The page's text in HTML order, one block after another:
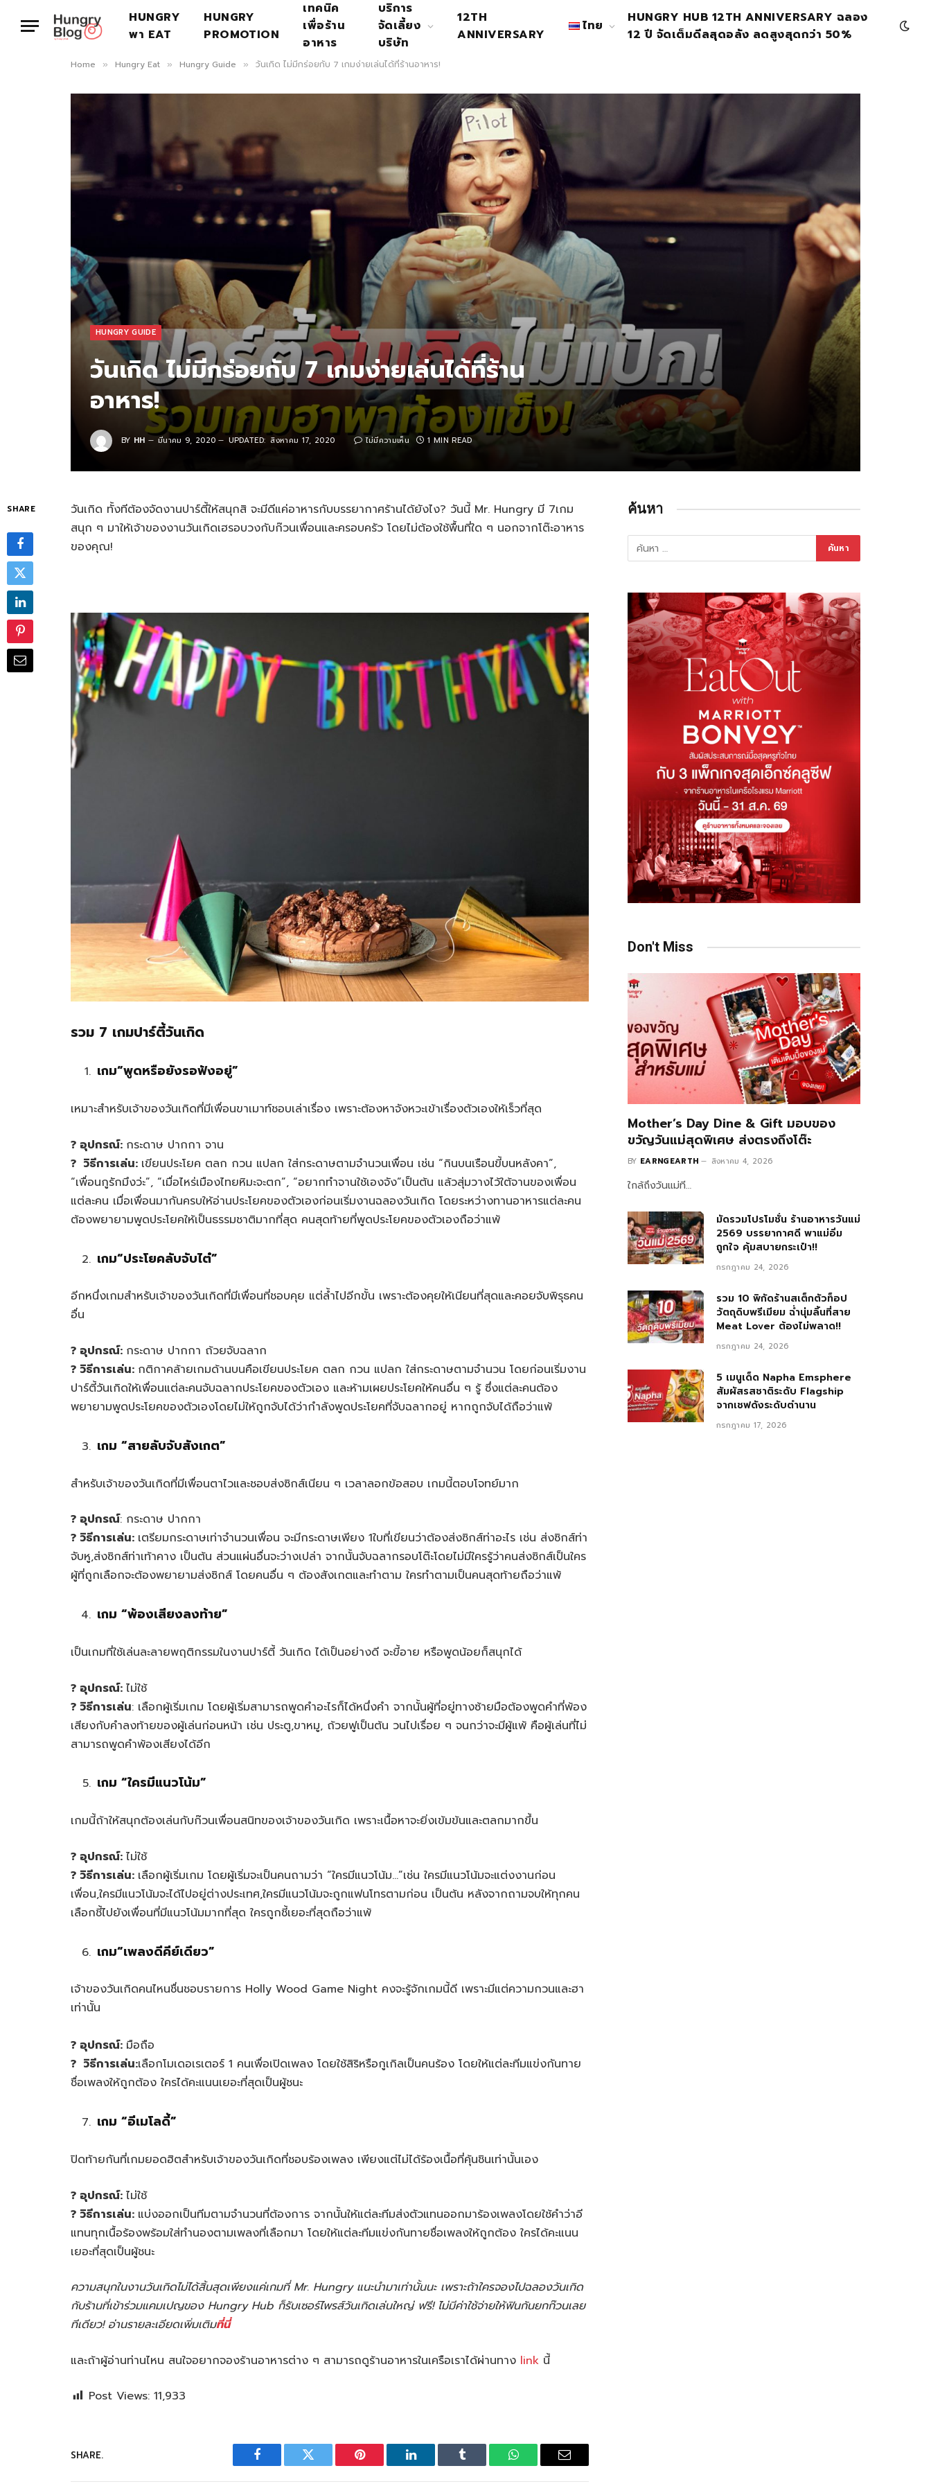
HUNGRY
พา EAT
HUNGRY
PROMOTION
เทคนิค
เพื่อร้าน
อาหาร
บริการ
จัดเลี้ยง
บริษัท
12TH
ANNIVERSARY
ไทย
HUNGRY HUB 12TH ANNIVERSARY ฉลอง
12 ปี จัดเต็มดีลสุดอลัง ลดสูงสุดกว่า 50%
Home » Hungry Eat » Hungry Guide » วันเกิด ไม่มีกร่อยกับ 7 เกมง่ายเล่นได้ที่ร้านอาหาร!
HUNGRY GUIDE
วันเกิด ไม่มีกร่อยกับ 7 เกมง่ายเล่นได้ที่ร้าน
อาหาร!
BY HH มีนาคม 9, 2020 UPDATED: สิงหาคม 17, 2020 ไม่มีความเห็น 1 MIN READ
SHARE
วันเกิด ทั้งทีต้องจัดงานปาร์ตี้ให้สนุกสิ จะมีดีแค่อาหารกับบรรยากาศร้านได้ยังไง? วันนี้ Mr. Hungry มี 7เกม
สนุก ๆ มาให้เจ้าของงานวันเกิดเฮรอบวงกับก๊วนเพื่อนและครอบครัว โดยไม่ต้องใช้พื้นที่ใด ๆ นอกจากโต๊ะอาหาร
ของคุณ!
รวม 7 เกมปาร์ตี้วันเกิด
เกม“พูดหรือยังรอฟังอยู่”
เหมาะสำหรับเจ้าของวันเกิดที่มีเพื่อนขาเมาท์ชอบเล่าเรื่อง เพราะต้องหาจังหวะเข้าเรื่องตัวเองให้เร็วที่สุด
? อุปกรณ์: กระดาษ ปากกา จาน
? วิธีการเล่น: เขียนประโยค ตลก กวน แปลก ใส่กระดาษตามจำนวนเพื่อน เช่น “กินบนเรือนขี้บนหลังคา”,
“เพื่อนกูรักมึงว่ะ”, “เมื่อไหร่เมืองไทยหิมะจะตก”, “อยากทำจานใช้เองจัง”เป็นต้น แล้วสุ่มวางไว้ใต้จานของเพื่อน
แต่ละคน เมื่อเพื่อนมากันครบให้อ่านประโยคของตัวเองก่อนเริ่มงานฉลองวันเกิด โดยระหว่างทานอาหารแต่ละคน
ต้องพยายามพูดประโยคให้เป็นธรรมชาติมากที่สุด คนสุดท้ายที่พูดประโยคของตัวเองถือว่าแพ้
เกม“ประโยคลับจับไต๋”
อีกหนึ่งเกมสำหรับเจ้าของวันเกิดที่มีเพื่อนที่ชอบคุย แต่ล้ำไปอีกขั้น เพราะต้องคุยให้เนียนที่สุดและคอยจับพิรุธคน
อื่น
? อุปกรณ์: กระดาษ ปากกา ถ้วยจับฉลาก
? วิธีการเล่น: กติกาคล้ายเกมด้านบนคือเขียนประโยค ตลก กวน แปลก ใส่กระดาษตามจำนวน โดยก่อนเริ่มงาน
ปาร์ตี้วันเกิดให้เพื่อนแต่ละคนจับฉลากประโยคของตัวเอง และห้ามเผยประโยคให้คนอื่น ๆ รู้ ซึ่งแต่ละคนต้อง
พยายามพูดประโยคของตัวเองโดยไม่ให้ถูกจับได้ว่ากำลังพูดประโยคที่จับฉลากอยู่ หากถูกจับได้ถือว่าแพ้
เกม “สายลับจับสังเกต”
สำหรับเจ้าของวันเกิดที่มีเพื่อนตาไวและชอบส่งซิกส์เนียน ๆ เวลาลอกข้อสอบ เกมนี้ตอบโจทย์มาก
? อุปกรณ์: กระดาษ ปากกา
? วิธีการเล่น: เตรียมกระดาษเท่าจำนวนเพื่อน จะมีกระดาษเพียง 1ใบที่เขียนว่าต้องส่งซิกส์ท่าอะไร เช่น ส่งซิกส์ท่า
จับหู,ส่งซิกส์ท่าเท้าคาง เป็นต้น ส่วนแผ่นอื่นจะว่างเปล่า จากนั้นจับฉลากรอบโต๊ะโดยไม่มีใครรู้ว่าคนส่งซิกส์เป็นใคร
ผู้ที่ถูกเลือกจะต้องพยายามส่งซิกส์ โดยคนอื่น ๆ ต้องสังเกตและทำตาม ใครทำตามเป็นคนสุดท้ายถือว่าแพ้
เกม “พ้องเสียงลงท้าย”
เป็นเกมที่ใช้เล่นละลายพฤติกรรมในงานปาร์ตี้ วันเกิด ได้เป็นอย่างดี จะขี้อาย หรือพูดน้อยก็สนุกได้
? อุปกรณ์: ไม่ใช้
? วิธีการเล่น: เลือกผู้เริ่มเกม โดยผู้เริ่มสามารถพูดคำอะไรก็ได้หนึ่งคำ จากนั้นผู้ที่อยู่ทางซ้ายมือต้องพูดคำที่พ้อง
เสียงกับคำลงท้ายของผู้เล่นก่อนหน้า เช่น ประตู,ขาหมู, ถ้วยฟูเป็นต้น วนไปเรื่อย ๆ จนกว่าจะมีผู้แพ้ คือผู้เล่นที่ไม่
สามารถพูดคำพ้องเสียงได้อีก
เกม “ใครมีแนวโน้ม”
เกมนี้ถ้าให้สนุกต้องเล่นกับก๊วนเพื่อนสนิทของเจ้าของวันเกิด เพราะเนื้อหาจะยิ่งเข้มข้นและตลกมากขึ้น
? อุปกรณ์: ไม่ใช้
? วิธีการเล่น: เลือกผู้เริ่มเกม โดยผู้เริ่มจะเป็นคนถามว่า “ใครมีแนวโน้ม…”เช่น ใครมีแนวโน้มจะแต่งงานก่อน
เพื่อน,ใครมีแนวโน้มจะได้ไปอยู่ต่างประเทศ,ใครมีแนวโน้มจะถูกแฟนโทรตามก่อน เป็นต้น หลังจากถามจบให้ทุกคน
เลือกชี้ไปยังเพื่อนที่มีแนวโน้มมากที่สุด ใครถูกชี้เยอะที่สุดถือว่าแพ้
เกม“เพลงดีคีย์เดียว”
เจ้าของวันเกิดคนไหนชื่นชอบรายการ Holly Wood Game Night คงจะรู้จักเกมนี้ดี เพราะมีแต่ความกวนและฮา
เท่านั้น
? อุปกรณ์: มือถือ
? วิธีการเล่น:เลือกโมเดอเรเตอร์ 1 คนเพื่อเปิดเพลง โดยใช้สิริหรือกูเกิลเป็นคนร้อง โดยให้แต่ละทีมแข่งกันทาย
ชื่อเพลงให้ถูกต้อง ใครได้คะแนนเยอะที่สุดเป็นผู้ชนะ
เกม “อีเมโลดี้”
ปิดท้ายกันที่เกมยอดฮิตสำหรับเจ้าของวันเกิดที่ชอบร้องเพลง เพียงแต่ไม่ได้ร้องเนื้อที่คุ้นชินเท่านั้นเอง
? อุปกรณ์: ไม่ใช้
? วิธีการเล่น: แบ่งออกเป็นทีมตามจำนวนที่ต้องการ จากนั้นให้แต่ละทีมส่งตัวแทนออกมาร้องเพลงโดยใช้คำว่าอี
แทนทุกเนื้อร้องพร้อมใส่ทำนองตามเพลงที่เลือกมา โดยให้แต่ละทีมแข่งกันทายชื่อเพลงให้ถูกต้อง ใครได้คะแนน
เยอะที่สุดเป็นผู้ชนะ
ความสนุกในงานวันเกิดไม่ได้สิ้นสุดเพียงแค่เกมที่ Mr. Hungry แนะนำมาเท่านั้นนะ เพราะถ้าใครจองไปฉลองวันเกิด
กับร้านที่เข้าร่วมแคมเปญของ Hungry Hub ก็รับเซอร์ไพรส์วันเกิดเล่นใหญ่ ฟรี! ไม่มีค่าใช้จ่ายให้ฟินกันยกก๊วนเลย
ทีเดียว! อ่านรายละเอียดเพิ่มเติมที่นี่
และถ้าผู้อ่านท่านไหน สนใจอยากจองร้านอาหารต่าง ๆ สามารถดูร้านอาหารในเครือเราได้ผ่านทาง link นี้
Post Views: 11,933
SHARE.
Facebook Twitter Pinterest LinkedIn Tumblr WhatsAppEmail
ค้นหา
Don't Miss
Mother’s Day Dine & Gift มอบของ
ขวัญวันแม่สุดพิเศษ ส่งตรงถึงโต๊ะ
BY EARNGEARTH สิงหาคม 4, 2026
ใกล้ถึงวันแม่ที…
มัดรวมโปรโมชั่น ร้านอาหารวันแม่
2569 บรรยากาศดี พาแม่อิ่ม
ถูกใจ คุ้มสบายกระเป๋า!!
กรกฎาคม 24, 2026
รวม 10 พิกัดร้านสเต็กตัวท็อป
วัตถุดิบพรีเมียม ฉ่ำนุ่มลิ้นที่สาย
Meat Lover ต้องไม่พลาด!!
กรกฎาคม 24, 2026
5 เมนูเด็ด Napha Emsphere
สัมผัสรสชาติระดับ Flagship
จากเชฟดังระดับตำนาน
กรกฎาคม 17, 2026